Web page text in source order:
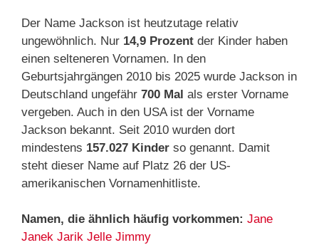
Der Name Jackson ist heutzutage relativ
ungewöhnlich. Nur 14,9 Prozent der Kinder haben
einen selteneren Vornamen. In den
Geburtsjahrgängen 2010 bis 2025 wurde Jackson in
Deutschland ungefähr 700 Mal als erster Vorname
vergeben. Auch in den USA ist der Vorname
Jackson bekannt. Seit 2010 wurden dort
mindestens 157.027 Kinder so genannt. Damit
steht dieser Name auf Platz 26 der US-
amerikanischen Vornamenhitliste.
Namen, die ähnlich häufig vorkommen: Jane
Janek Jarik Jelle Jimmy